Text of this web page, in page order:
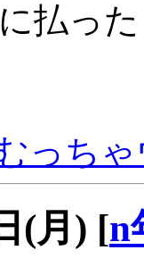
払っ
っち
(月) [n